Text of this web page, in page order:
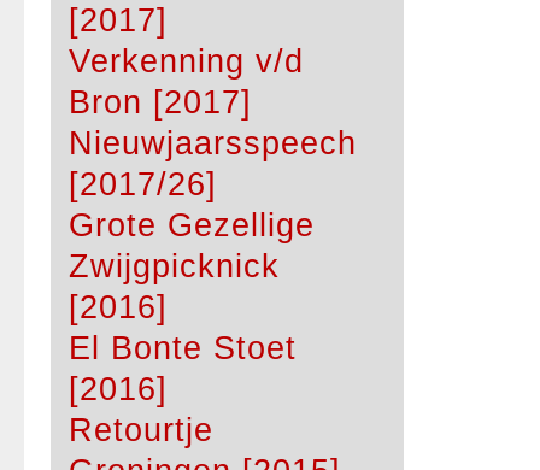
[2017]
Verkenning v/d
Bron [2017]
Nieuwjaarsspeech
[2017/26]
Grote Gezellige
Zwijgpicknick
[2016]
El Bonte Stoet
[2016]
Retourtje